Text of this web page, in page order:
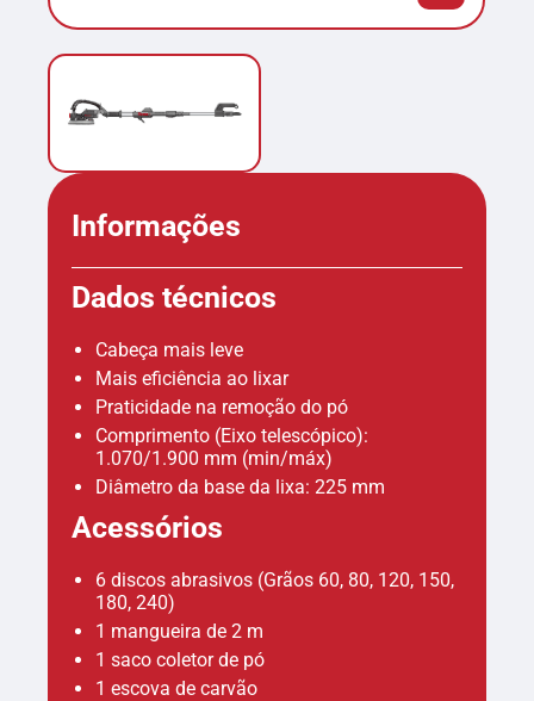
Informações
Dados técnicos
Cabeça mais leve
Mais eficiência ao lixar
Praticidade na remoção do pó
Comprimento (Eixo telescópico):
1.070/1.900 mm (min/máx)
Diâmetro da base da lixa: 225 mm
Acessórios
6 discos abrasivos (Grãos 60, 80, 120, 150,
180, 240)
1 mangueira de 2 m
1 saco coletor de pó
1 escova de carvão